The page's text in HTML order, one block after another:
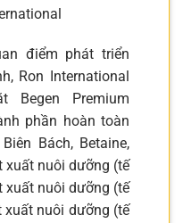
điểm phát triển
Ron International
Premium
phần hoàn toàn
Bách, Betaine,
xuất nuôi dưỡng (tế
xuất nuôi dưỡng (tế
xuất nuôi dưỡng (tế